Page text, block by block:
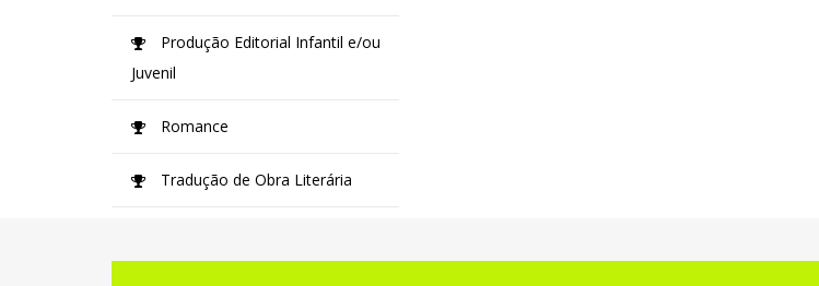
Produção Editorial Infantil e/ou
Juvenil
Romance
Tradução de Obra Literária